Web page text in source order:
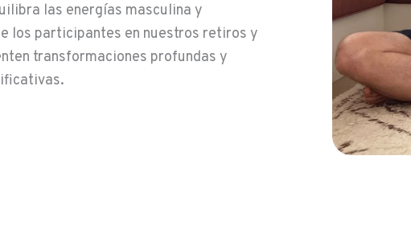
las energías masculina y
los participantes en nuestros retiros y
transformaciones profundas y